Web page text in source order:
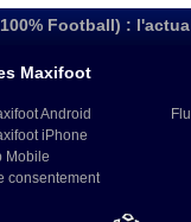
Football) :
Maxifoot
Android
iPhone
Mobile
consentement